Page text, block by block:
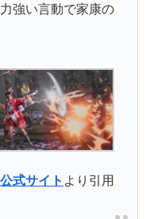
強い言動で家康の
式サイト より引用